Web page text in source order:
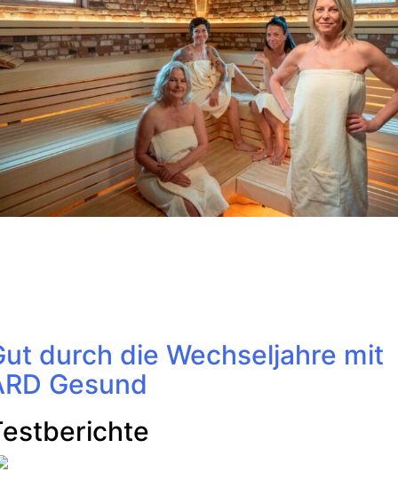
durch die Wechseljahre mit
Gesund